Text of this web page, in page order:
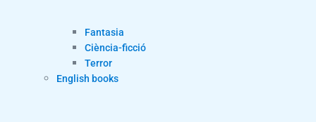
Fantasia
Ciència-ficció
Terror
English books